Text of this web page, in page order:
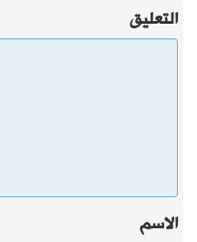
التعليق
الاسم